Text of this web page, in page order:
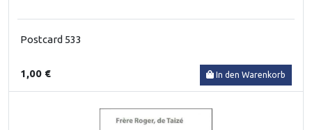
Postcard 533
1,00 € In den Warenkorb